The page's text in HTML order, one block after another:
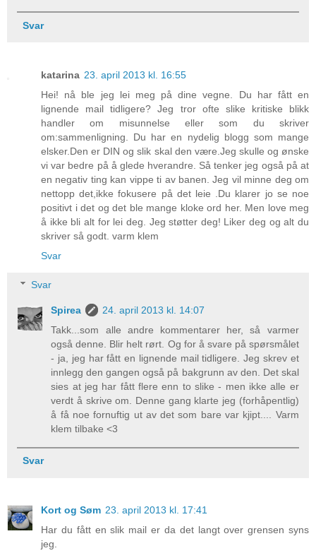
Svar
katarina 23. april 2013 kl. 16:55
Hei! nå ble jeg lei meg på dine vegne. Du har fått en
lignende mail tidligere? Jeg tror ofte slike kritiske blikk
handler om misunnelse eller som du skriver
om:sammenligning. Du har en nydelig blogg som mange
elsker.Den er DIN og slik skal den være.Jeg skulle og ønske
vi var bedre på å glede hverandre. Så tenker jeg også på at
en negativ ting kan vippe ti av banen. Jeg vil minne deg om
nettopp det,ikke fokusere på det leie .Du klarer jo se noe
positivt i det og det ble mange kloke ord her. Men love meg
å ikke bli alt for lei deg. Jeg støtter deg! Liker deg og alt du
skriver så godt. varm klem
Svar
Svar
Spirea
24. april 2013 kl. 14:07
Takk...som alle andre kommentarer her, så varmer
også denne. Blir helt rørt. Og for å svare på spørsmålet
- ja, jeg har fått en lignende mail tidligere. Jeg skrev et
innlegg den gangen også på bakgrunn av den. Det skal
sies at jeg har fått flere enn to slike - men ikke alle er
verdt å skrive om. Denne gang klarte jeg (forhåpentlig)
å få noe fornuftig ut av det som bare var kjipt.... Varm
klem tilbake <3
Svar
Kort og Søm 23. april 2013 kl. 17:41
Har du fått en slik mail er da det langt over grensen syns
jeg.